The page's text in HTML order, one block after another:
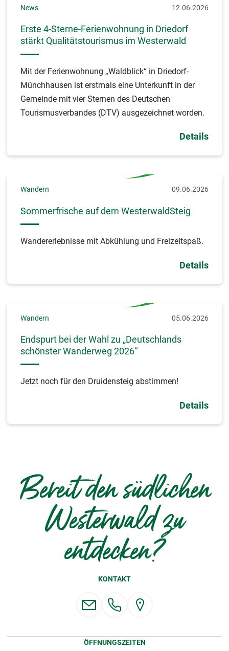
News 12.06.2026
Erste 4-Sterne-Ferienwohnung in Driedorf
stärkt Qualitätstourismus im Westerwald
Mit der Ferienwohnung „Waldblick“ in Driedorf-
Münchhausen ist erstmals eine Unterkunft in der
Gemeinde mit vier Sternen des Deutschen
Tourismusverbandes (DTV) ausgezeichnet worden.
Details
Wandern 09.06.2026
Sommerfrische auf dem WesterwaldSteig
Wandererlebnisse mit Abkühlung und Freizeitspaß.
Details
Wandern 05.06.2026
Endspurt bei der Wahl zu „Deutschlands
schönster Wanderweg 2026“
Jetzt noch für den Druidensteig abstimmen!
Details
Bereit den südlichen
Westerwald zu
entdecken?
KONTAKT
ÖFFNUNGSZEITEN